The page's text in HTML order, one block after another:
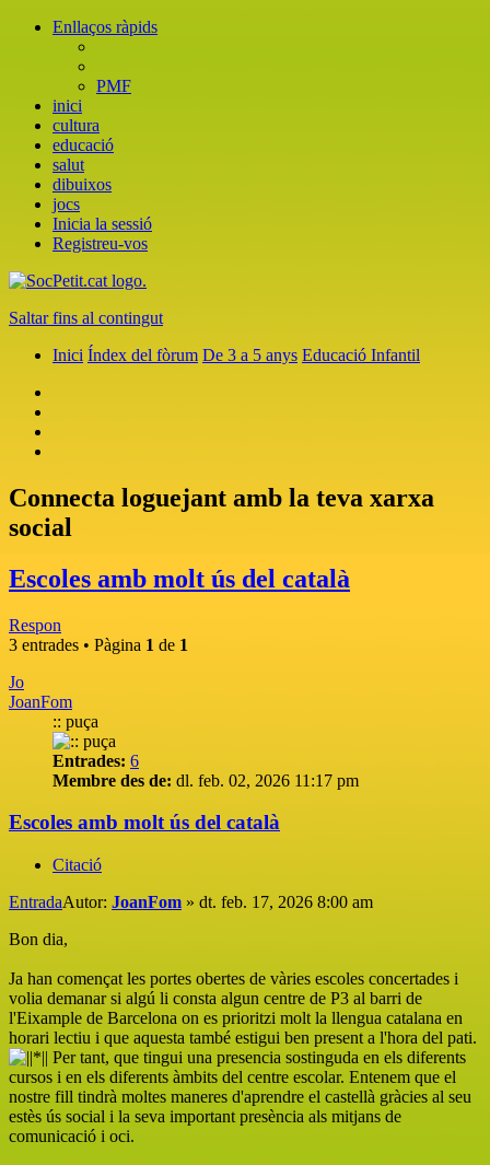
Enllaços ràpids
PMF
inici
cultura
educació
salut
dibuixos
jocs
Inicia la sessió
Registreu-vos
Saltar fins al contingut
Inici Índex del fòrum De 3 a 5 anys Educació Infantil
Connecta loguejant amb la teva xarxa
social
Escoles amb molt ús del català
Respon
3 entrades • Pàgina 1 de 1
Jo
JoanFom
:: puça
Entrades: 6
Membre des de: dl. feb. 02, 2026 11:17 pm
Escoles amb molt ús del català
Citació
EntradaAutor: JoanFom » dt. feb. 17, 2026 8:00 am
Bon dia,
Ja han començat les portes obertes de vàries escoles concertades i
volia demanar si algú li consta algun centre de P3 al barri de
l'Eixample de Barcelona on es prioritzi molt la llengua catalana en
horari lectiu i que aquesta també estigui ben present a l'hora del pati.
Per tant, que tingui una presencia sostinguda en els diferents
cursos i en els diferents àmbits del centre escolar. Entenem que el
nostre fill tindrà moltes maneres d'aprendre el castellà gràcies al seu
estès ús social i la seva important presència als mitjans de
comunicació i oci.